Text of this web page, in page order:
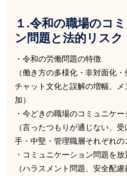
１.令和の職場のコ
ン問題と法的リスク
・令和の労働問題の特徴
（働き方の多様化・非対面化
チャット文化と誤解の増幅、
加）
・今どきの職場のコミュニケ
（言ったつもりが通じない、
手・中堅・管理職層それぞれの
・コミュニケーション問題を
（ハラスメント問題、安全配